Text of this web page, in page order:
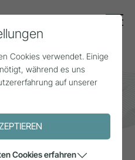
Cookies verwendet. Einige
während es uns
auf unserer
Cookies erfahren